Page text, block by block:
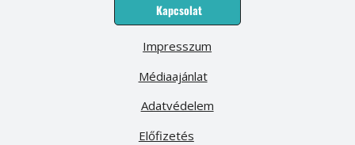
Kapcsolat
Médiaajánlat
Előfizetés
Impresszum
Adatvédelem